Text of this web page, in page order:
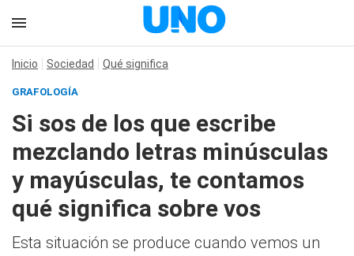
Inicio Sociedad Qué significa
GRAFOLOGÍA
Si sos de los que escribe
mezclando letras minúsculas
y mayúsculas, te contamos
qué significa sobre vos
Esta situación se produce cuando vemos un